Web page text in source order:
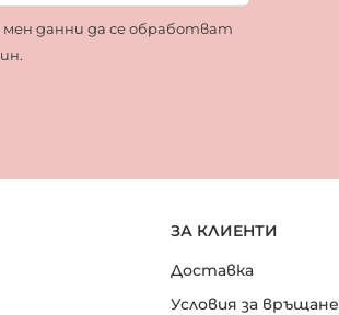
данни да се обработват
ЗА КЛИЕНТИ
Доставка
Условия за връщане